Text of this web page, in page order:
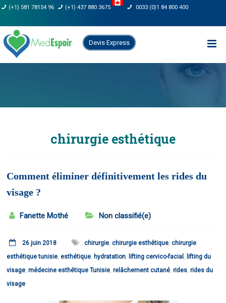
Skip
content
(+1) 581 78154 96 (+1) 437 880 3675 0033 (0)1 84 800 400
Devis Express
chirurgie esthétique
Comment éliminer définitivement les rides du
visage ?
Fanette Mothé Non classifié(e)
26 juin 2018 chirurgie,chirurgie esthétique,chirurgie
esthétique tunisie,esthétique, hydratation, lifting cervico-facial , lifting du
visage,médecine esthétique Tunisie,relâchement cutané,rides,rides du
visage